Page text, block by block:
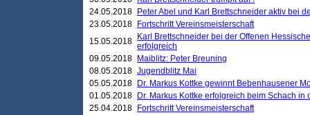
24.05.2018
Peter Abel und Karl Brettschneider aktiv bei
23.05.2018
Fortschritt Vereinsmeisterschaft
15.05.2018
Karl Brettschneider bei der Offenen
erfolgreich
09.05.2018
Maiblitz: Peter Breuning
08.05.2018 Jugendblitz Mai
05.05.2018
Dr. Markus Kottke gewinnt Bebenhausener
01.05.2018
Dr. Markus Kottke erfolgreich beim Schach
25.04.2018
Fortschritt Vereinsmeisterschaft